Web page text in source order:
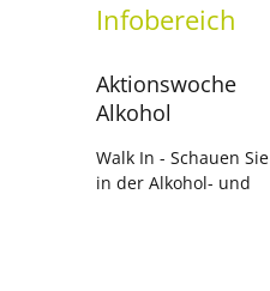
Infobereich
Aktionswoche
Alkohol
Walk In - Schauen Sie
in der Alkohol- und